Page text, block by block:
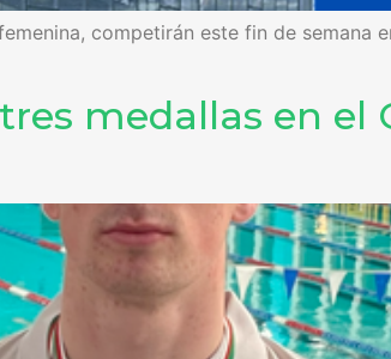
competirán este fin de semana
medallas en el